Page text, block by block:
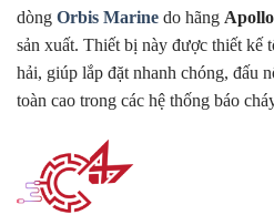
dòng Orbis Marine do hãng
sản xuất. Thiết bị này được thiết kế
hải, giúp lắp đặt nhanh chóng, đấu
toàn cao trong các hệ thống báo